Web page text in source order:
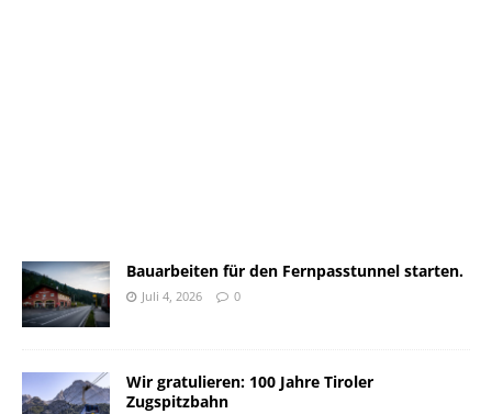
Bauarbeiten für den Fernpasstunnel starten.
Juli 4, 2026 0
Wir gratulieren: 100 Jahre Tiroler
Zugspitzbahn